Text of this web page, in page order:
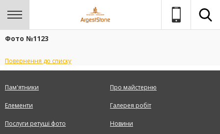
Фото №1123
Повернення до списку
Пам'ятники
Елементи
Послуги ретуші фото
Про майстерню
Галерея робіт
Новини